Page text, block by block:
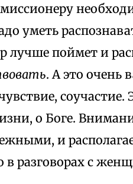
уметь
лучше поймет и
. А это очень
соучастие.
о Боге.
и
в разговорах с